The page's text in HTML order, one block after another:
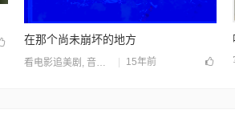
在那个尚未崩坏的地方
看电影追美剧 ,音乐盒 15年前